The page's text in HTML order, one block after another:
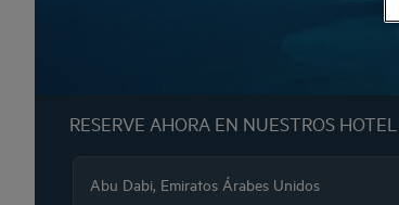
RESERVE AHORA EN NUESTROS